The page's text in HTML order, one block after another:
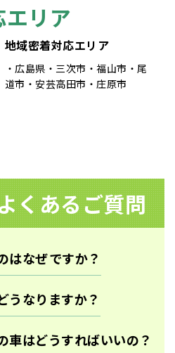
エリア
地域密着対応エリア
広島県 三次市 福山市
尾
道市
安芸高田市 庄原市
くあるご質問
はなぜですか？
うなりますか？
車はどうすればいいの？